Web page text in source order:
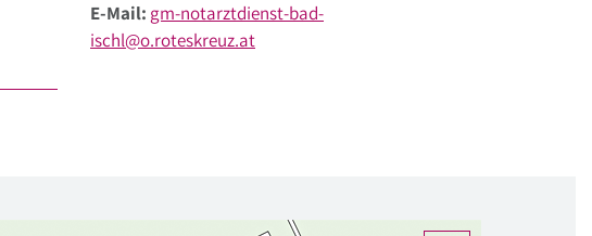
E-Mail: gm-notarztdienst-bad-
ischl@o.roteskreuz.at